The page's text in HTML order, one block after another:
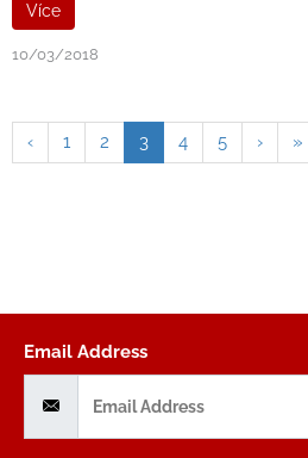
Více
10/03/2018
‹ 1 2 3 4 5 › »
Email Address